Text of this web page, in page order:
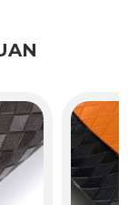
độ bền mà
lái xe yên tĩnh,